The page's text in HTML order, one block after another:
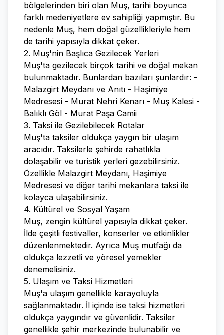
bölgelerinden biri olan Muş, tarihi boyunca
farklı medeniyetlere ev sahipliği yapmıştır. Bu
nedenle Muş, hem doğal güzellikleriyle hem
de tarihi yapısıyla dikkat çeker.
2. Muş'nin Başlıca Gezilecek Yerleri
Muş'ta gezilecek birçok tarihi ve doğal mekan
bulunmaktadır. Bunlardan bazıları şunlardır: -
Malazgirt Meydanı ve Anıtı - Haşimiye
Medresesi - Murat Nehri Kenarı - Muş Kalesi -
Balıklı Göl - Murat Paşa Camii
3. Taksi ile Gezilebilecek Rotalar
Muş'ta taksiler oldukça yaygın bir ulaşım
aracıdır. Taksilerle şehirde rahatlıkla
dolaşabilir ve turistik yerleri gezebilirsiniz.
Özellikle Malazgirt Meydanı, Haşimiye
Medresesi ve diğer tarihi mekanlara taksi ile
kolayca ulaşabilirsiniz.
4. Kültürel ve Sosyal Yaşam
Muş, zengin kültürel yapısıyla dikkat çeker.
İlde çeşitli festivaller, konserler ve etkinlikler
düzenlenmektedir. Ayrıca Muş mutfağı da
oldukça lezzetli ve yöresel yemekler
denemelisiniz.
5. Ulaşım ve Taksi Hizmetleri
Muş'a ulaşım genellikle karayoluyla
sağlanmaktadır. İl içinde ise taksi hizmetleri
oldukça yaygındır ve güvenlidir. Taksiler
genellikle şehir merkezinde bulunabilir ve